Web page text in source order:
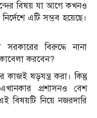
বিষয় যা আগে কখনও
এটি সম্ভব হয়েছে।
সরকারের বিরুদ্ধে নানা
করবেন?
কাজই ষড়যন্ত্র করা। কিন্তু
প্রশাসনও বেশ
বিষয়টি নিয়ে নজরদারি